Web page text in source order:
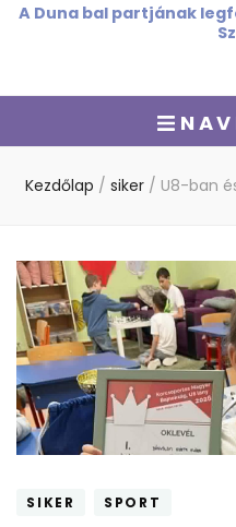
A Duna bal partjának
Kezdőlap / siker / U8-ban
SIKER SPORT